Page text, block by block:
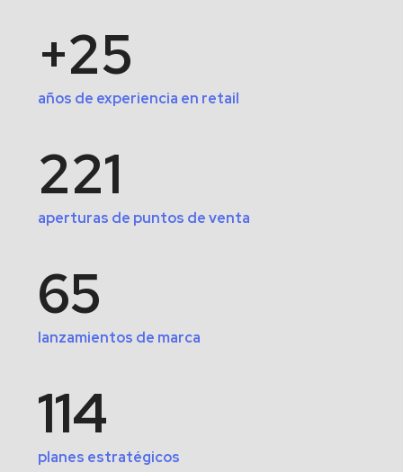
+25
años de experiencia en retail
221
aperturas de puntos de venta
65
lanzamientos de marca
114
planes estratégicos